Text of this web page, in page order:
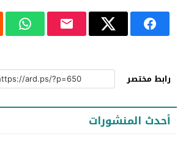
رابط مختصر
أحدث المنشورات